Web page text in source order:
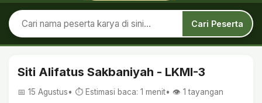
Cari Peserta
Siti Alifatus Sakbaniyah - LKMI-3
📅 15 Agustus• ⏱ Estimasi baca: 1 menit• 👁️ 1 tayangan